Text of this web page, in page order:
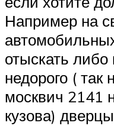
Например на
отыскать либо
недорого ( так
москвич 2141
кузова)